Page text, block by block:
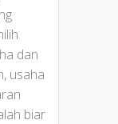
dan
usaha
biar